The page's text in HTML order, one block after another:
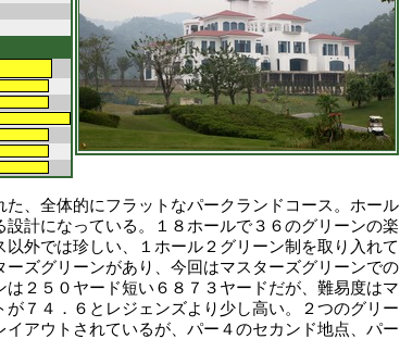
、全体的にフラットなパークランドコース。ホール
計になっている。１８ホールで３６のグリーンの楽
外では珍しい、１ホール２グリーン制を取り入れて
ズグリーンがあり、今回はマスターズグリーンでの
２５０ヤード短い６８７３ヤードだが、難易度はマ
７４．６とレジェンズより少し高い。２つのグリー
アウトされているが、パー４のセカンド地点、パー